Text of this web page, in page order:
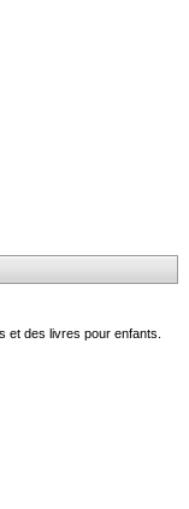
et des livres pour enfants.